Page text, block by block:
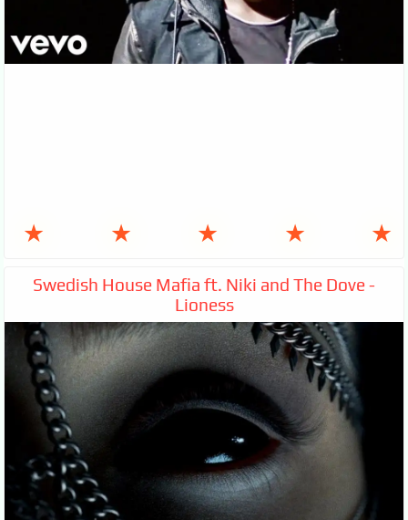
★ ★ ★ ★ ★
Swedish House Mafia ft. Niki and The Dove -
Lioness